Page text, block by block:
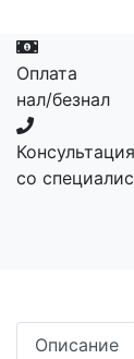
Оплата
нал/безнал
Консультация
со
Описание